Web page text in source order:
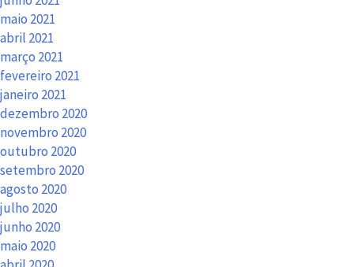
maio 2021
abril 2021
março 2021
fevereiro 2021
janeiro 2021
dezembro 2020
novembro 2020
outubro 2020
setembro 2020
agosto 2020
julho 2020
junho 2020
maio 2020